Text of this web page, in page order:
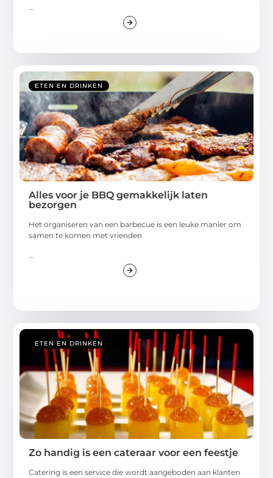
ETEN EN DRINKEN
Alles voor je BBQ gemakkelijk laten
bezorgen
Het organiseren van een barbecue is een leuke manier om
samen te komen met vrienden
...
ETEN EN DRINKEN
Zo handig is een cateraar voor een feestje
Catering is een service die wordt aangeboden aan klanten